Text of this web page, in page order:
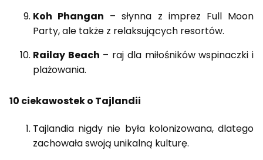
Koh Phangan – słynna z imprez Full Moon
Party, ale także z relaksujących resortów.
Railay Beach – raj dla miłośników wspinaczki i
plażowania.
10 ciekawostek o Tajlandii
Tajlandia nigdy nie była kolonizowana, dlatego
zachowała swoją unikalną kulturę.